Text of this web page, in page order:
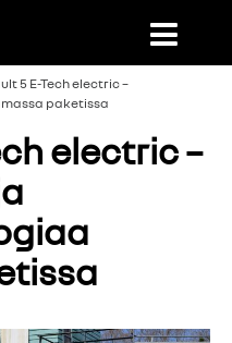
5 E-Tech electric –
paketissa
electric –